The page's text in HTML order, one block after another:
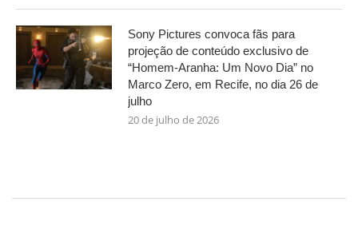
Sony Pictures convoca fãs para
projeção de conteúdo exclusivo de
“Homem-Aranha: Um Novo Dia” no
Marco Zero, em Recife, no dia 26 de
julho
20 de julho de 2026